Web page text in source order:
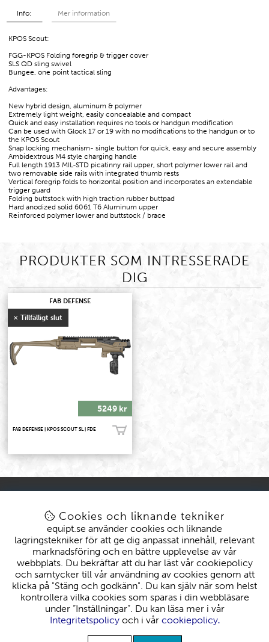
Info: Mer information
KPOS Scout:
FGG-KPOS Folding foregrip & trigger cover
SLS QD sling swivel
Bungee, one point tactical sling
Advantages:
New hybrid design, aluminum & polymer
Extremely light weight, easily concealable and compact
Quick and easy installation requires no tools or handgun modification
Can be used with Glock 17 or 19 with no modifications to the handgun or to
the KPOS Scout
Snap locking mechanism- single button for quick, easy and secure assembly
Ambidextrous M4 style charging handle
Full length 1913 MIL-STD picatinny rail upper, short polymer lower rail and
two removable side rails with integrated thumb rests
Vertical foregrip folds to horizontal position and incorporates an extendable
trigger guard
Folding buttstock with high traction rubber buttpad
Hard anodized solid 6061 T6 Aluminum upper
Reinforced polymer lower and buttstock / brace
PRODUKTER SOM INTRESSERADE
DIG
FAB DEFENSE
5249 kr
FAB DEFENSE | KPOS SCOUT SL | FDE Bevaka
kundtjanst@equipt.se
Öppettider: Vardagar 08-16
Mitt konto
Köpvillkor
Byten & Reklamationer
Leveranser
EQUIPT
Om oss
Cookies och liknande tekniker
equipt.se använder cookies och liknande
lagringstekniker för att ge dig anpassat innehåll, relevant
marknadsföring och en bättre upplevelse av vår
webbplats. Du bekräftar att du har läst vår cookiepolicy
och samtycker till vår användning av cookies genom att
klicka på "Stäng och godkänn". Du kan själv när som helst
kontrollera vilka cookies som sparas i din webbläsare
under ”Inställningar”. Du kan läsa mer i vår
Integritetspolicyoch i vår cookiepolicy.